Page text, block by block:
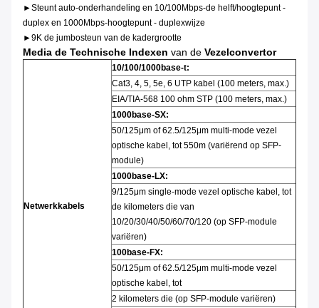
►Steunt auto-onderhandeling en 10/100Mbps-de helft/hoogtepunt -
duplex en 1000Mbps-hoogtepunt - duplexwijze
►9K de jumbosteun van de kadergrootte
Media de Technische Indexen van de Vezelconvertor
Netwerkkabels
10/100/1000base-t:
Cat3, 4, 5, 5e, 6 UTP kabel (100 meters, max.)
EIA/TIA-568 100 ohm STP (100 meters, max.)
1000base-SX:
50/125μm of 62.5/125μm multi-mode vezel
optische kabel, tot 550m (variërend op SFP-
module)
1000base-LX:
9/125μm single-mode vezel optische kabel, tot
de kilometers die van
10/20/30/40/50/60/70/120 (op SFP-module
variëren)
100base-FX:
50/125μm of 62.5/125μm multi-mode vezel
optische kabel, tot
2 kilometers die (op SFP-module variëren)